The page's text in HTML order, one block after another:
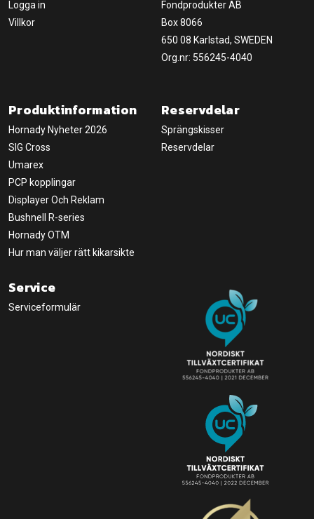
Logga in
Villkor
Fondprodukter AB
Box 8066
650 08 Karlstad, SWEDEN
Org.nr: 556245-4040
Produktinformation
Hornady Nyheter 2026
SIG Cross
Umarex
PCP kopplingar
Displayer Och Reklam
Bushnell R-series
Hornady OTM
Hur man väljer rätt kikarsikte
Reservdelar
Sprängskisser
Reservdelar
Service
Serviceformulär